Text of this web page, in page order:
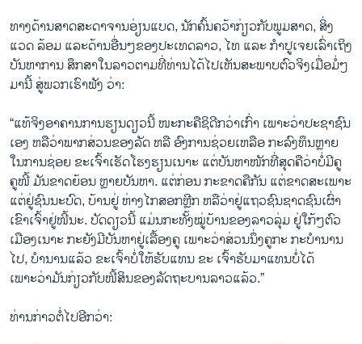
ທາງດ້ານສາດສະດາຈານອ່ຽນແບດ, ນັກຄົ້ນຄວ້າກ່ຽວກັບພູມສາດ, ສິ່ງ
ແວດ ລ້ອມ ແລະດ້ານອື່ນໆຂອງປະເທດລາວ, ໄທ ແລະ ກໍາປູເຈຍເລົ່າເຖິງ
ບັນຫາການ ສຶກສາໃນລາວຕາມທີ່ທ່ານໄດ້ໄປເຫັນສະພາບຕົວຈິງເມື່ອມໍ່ໆ
ມານີ້ ສູ່ພວກເຮົາຟັງ ວ່າ:
“ແທ້ຈິງອາຄານການຮຽນດຽວນີ້ ໜະກະຄືຊິດີກວ່າເກົ່າ ເພາະວ່າປະຊາຊົນ
ເອງ ຫລືວ່າພາກສ່ວນຂອງລັດ ຫລື ອົງການຊ່ວຍເຫລືອ ກະລົງທຶນຫຼາຍ
ໃນການຊ່ອຍ ຂະເຈົ້າເຮັດໂຮງຮຽນເນາະ ແຕ່ບັນຫາໜັກທີ່ສຸດຄືວ່າບໍ່ມີຄູ
ຄູໜີ້ ມັນຂາດຍ້ອນ ຫຼາຍບັນຫາ. ແຕ່ກ່ອນ ກະຂາດຄືກັນ ແຕ່ຂາດສະເພາະ
ແຕ່ຢູ່ຊົນນະບົດ, ບ້ານຢູ່ ຫ່າງໄກສອກຫຼີກ ຫລືວ່າຢູ່ແຖວຊົນຊາດຊົນເຜົ່າ
ເຂົາເຈົ້າຢູ່ໜີ້ນະ. ບັດດຽວນີ້ ແມ່ນກະທັ້ງໝູ່ບ້ານຂອງລາວລຸ່ມ ຢູ່ໃກ້ໆຕົວ
ເມືອງເນາະ ກະຍັງມີບັນຫາຢູ່ເລື້ອງຄູ ເພາະວ່າສ່ວນນຶ່ງຄູກະ ກະບໍານານ
ໄປ, ບໍານານແລ້ວ ຂະເຈົ້າບໍ່ໃຫ້ຮັບແທນ ຂະ ເຈົ້າຮັບມາແທນບໍ່ໄດ້
ເພາະວ່າມັນກ່ຽວກັບໜີ້ສິນຂອງລັດຖະບານລາວແລ້ວ.”
ທ່ານກ່າວຕໍ່ໄປອີກວ່າ: